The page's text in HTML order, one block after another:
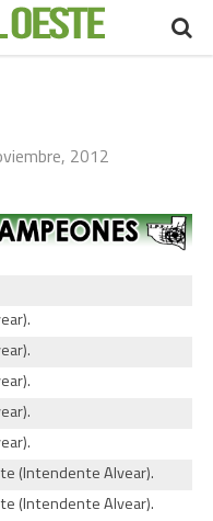
2012
(Intendente Alvear).
(Intendente Alvear).